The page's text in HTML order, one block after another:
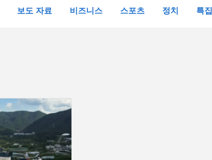
보도 자료 비즈니스 스포츠 정치 특집